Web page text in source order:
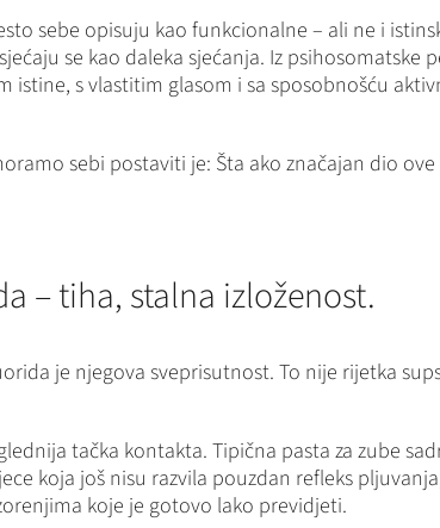
sebe opisuju kao funkcionalne – ali ne i
se kao daleka sjećanja. Iz
istine, s vlastitim glasom i sa sposobnošću
sebi postaviti je: Šta ako značajan dio
– tiha, stalna izloženost.
je njegova sveprisutnost. To nije rijetka
tačka kontakta. Tipična pasta za zube
koja još nisu razvila pouzdan refleks
koje je gotovo lako previdjeti.